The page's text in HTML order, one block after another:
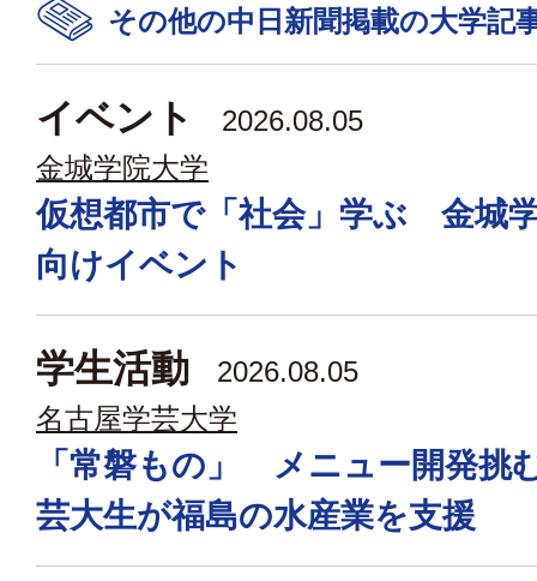
その他の中日新聞掲載の大学記
イベント
2026.08.05
金城学院大学
仮想都市で「社会」学ぶ 金城
向けイベント
学生活動
2026.08.05
名古屋学芸大学
「常磐もの」 メニュー開発
芸大生が福島の水産業を支援